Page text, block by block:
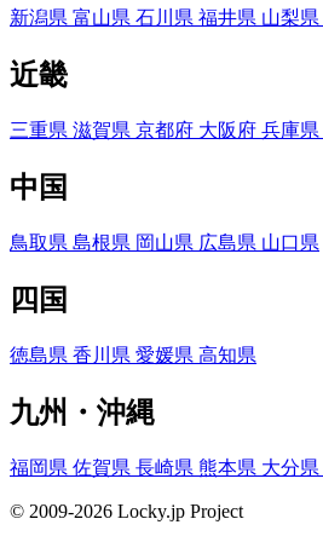
新潟県 富山県 石川県 福井県 山梨県
近畿
三重県 滋賀県 京都府 大阪府 兵庫県
中国
鳥取県 島根県 岡山県 広島県 山口県
四国
徳島県 香川県 愛媛県 高知県
九州・沖縄
福岡県 佐賀県 長崎県 熊本県 大分県
© 2009-2026 Locky.jp Project